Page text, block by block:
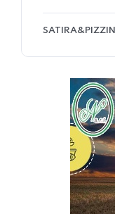
SATIRA&PIZZINI